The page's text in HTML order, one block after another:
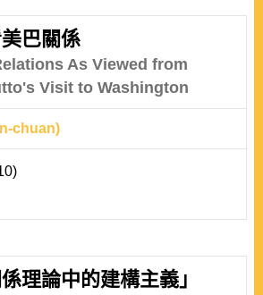
巴關係
As Viewed from
Visit to Washington
chuan)
理論中的建構主義」